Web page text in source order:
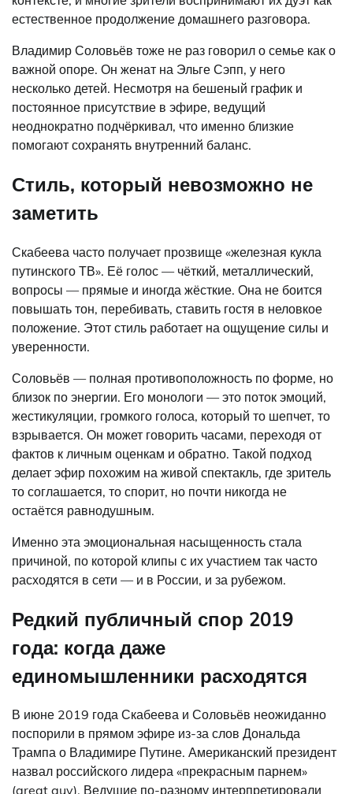
естественное продолжение домашнего разговора.
Владимир Соловьёв тоже не раз говорил о семье как о
важной опоре. Он женат на Эльге Сэпп, у него
несколько детей. Несмотря на бешеный график и
постоянное присутствие в эфире, ведущий
неоднократно подчёркивал, что именно близкие
помогают сохранять внутренний баланс.
Стиль, который невозможно не
заметить
Скабеева часто получает прозвище «железная кукла
путинского ТВ». Её голос — чёткий, металлический,
вопросы — прямые и иногда жёсткие. Она не боится
повышать тон, перебивать, ставить гостя в неловкое
положение. Этот стиль работает на ощущение силы и
уверенности.
Соловьёв — полная противоположность по форме, но
близок по энергии. Его монологи — это поток эмоций,
жестикуляции, громкого голоса, который то шепчет, то
взрывается. Он может говорить часами, переходя от
фактов к личным оценкам и обратно. Такой подход
делает эфир похожим на живой спектакль, где зритель
то соглашается, то спорит, но почти никогда не
остаётся равнодушным.
Именно эта эмоциональная насыщенность стала
причиной, по которой клипы с их участием так часто
расходятся в сети — и в России, и за рубежом.
Редкий публичный спор 2019
года: когда даже
единомышленники расходятся
В июне 2019 года Скабеева и Соловьёв неожиданно
поспорили в прямом эфире из-за слов Дональда
Трампа о Владимире Путине. Американский президент
назвал российского лидера «прекрасным парнем»
(great guy). Ведущие по-разному интерпретировали